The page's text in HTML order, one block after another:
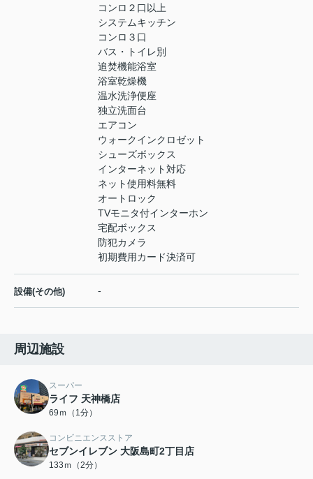
コンロ２口以上
システムキッチン
コンロ３口
バス・トイレ別
追焚機能浴室
浴室乾燥機
温水洗浄便座
独立洗面台
エアコン
ウォークインクロゼット
シューズボックス
インターネット対応
ネット使用料無料
オートロック
TVモニタ付インターホン
宅配ボックス
防犯カメラ
初期費用カード決済可
設備(その他) -
周辺施設
スーパー
ライフ 天神橋店
69ｍ（1分）
コンビニエンスストア
セブンイレブン 大阪島町2丁目店
133ｍ（2分）